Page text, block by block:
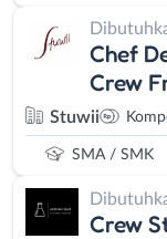
Chef
Crew
Stuwii
SMA / SMK
Crew